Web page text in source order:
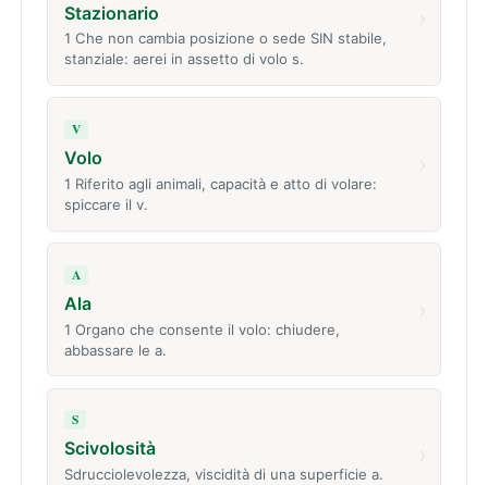
Stazionario
1 Che non cambia posizione o sede SIN stabile,
stanziale: aerei in assetto di volo s.
V
Volo
1 Riferito agli animali, capacità e atto di volare:
spiccare il v.
A
Ala
1 Organo che consente il volo: chiudere,
abbassare le a.
S
Scivolosità
Sdrucciolevolezza, viscidità di una superficie a.